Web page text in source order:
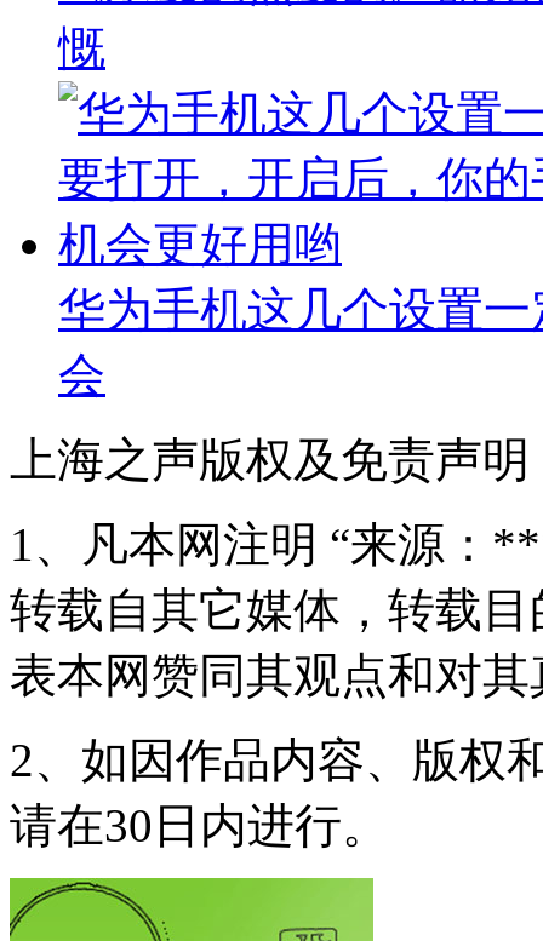
慨
华为手机这几个设置
会
上海之声版权及免责声明
1、凡本网注明 “来源：
转载自其它媒体，转载
表本网赞同其观点和对
2、如因作品内容、版权
请在30日内进行。